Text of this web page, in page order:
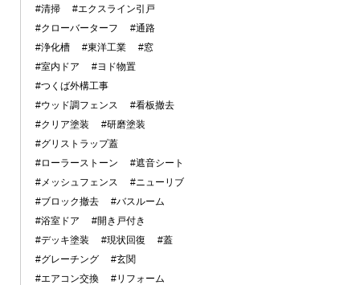
#清掃
#エクスライン引戸
#クローバーターフ
#通路
#浄化槽
#東洋工業
#窓
#室内ドア
#ヨド物置
#つくば外構工事
#ウッド調フェンス
#看板撤去
#クリア塗装
#研磨塗装
#グリストラップ蓋
#ローラーストーン
#遮音シート
#メッシュフェンス
#ニューリブ
#ブロック撤去
#バスルーム
#浴室ドア
#開き戸付き
#デッキ塗装
#現状回復
#蓋
#グレーチング
#玄関
#エアコン交換
#リフォーム